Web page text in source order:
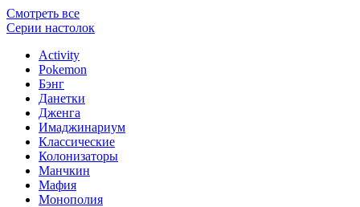
Смотреть все
Серии настолок
Activity
Pokemon
Бэнг
Данетки
Дженга
Имаджинариум
Классические
Колонизаторы
Манчкин
Мафия
Монополия